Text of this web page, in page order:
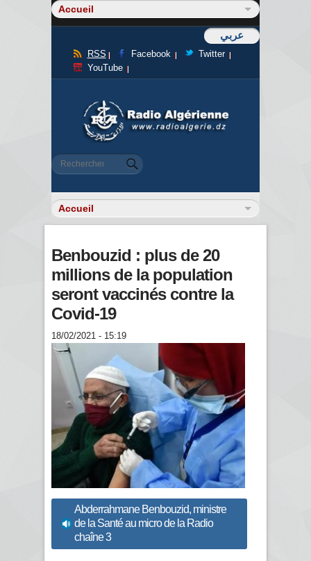
عربي
RSS Facebook
Twitter
YouTube
Formulaire de recherche
Rechercher
Benbouzid : plus de 20
millions de la population
seront vaccinés contre la
Covid-19
18/02/2021 - 15:19
Abderrahmane Benbouzid, ministre
de la Santé au micro de la Radio
chaîne 3